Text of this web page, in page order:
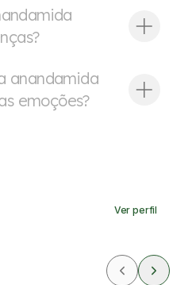
anandamida
emoções?
Ver perfil